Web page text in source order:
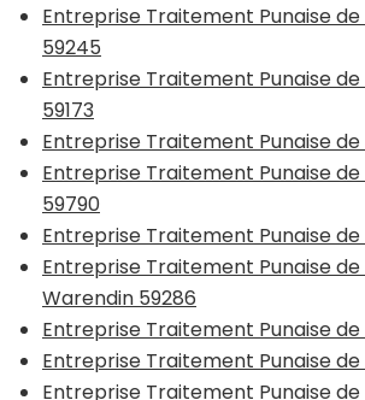
Entreprise Traitement Punaise de
59245
Entreprise Traitement Punaise de
59173
Entreprise Traitement Punaise de
Entreprise Traitement Punaise de
59790
Entreprise Traitement Punaise de
Entreprise Traitement Punaise de
Warendin 59286
Entreprise Traitement Punaise de
Entreprise Traitement Punaise de
Entreprise Traitement Punaise